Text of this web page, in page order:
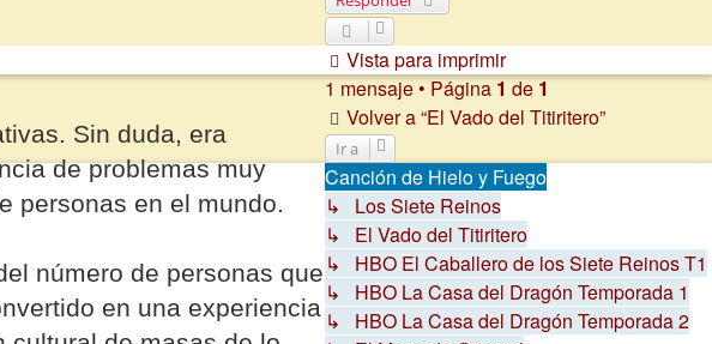
Sin duda, era
de problemas muy
personas en el mundo.
número de personas que
en una experiencia
Vista para imprimir
1 mensaje • Página 1 de 1
Volver a “El Vado del Titiritero”
Ir a
Canción de Hielo y Fuego
↳ Los Siete Reinos
↳ El Vado del Titiritero
↳ HBO El Caballero de los Siete Reinos T1
↳ HBO La Casa del Dragón Temporada 1
↳ HBO La Casa del Dragón Temporada 2